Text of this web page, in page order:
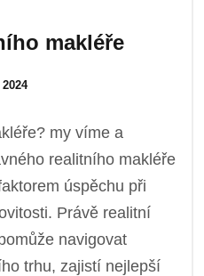
makléře
my víme a
realitního makléře
úspěchu při
Právě realitní
navigovat
trhu, zajistí nejlepší